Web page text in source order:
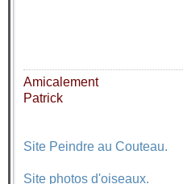
Amicalement
Patrick
Site Peindre au Couteau.
Site photos d'oiseaux.